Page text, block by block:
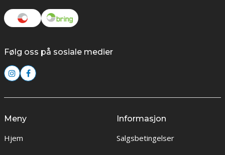
Følg oss på sosiale medier
Meny
Hjem
Informasjon
Salgsbetingelser